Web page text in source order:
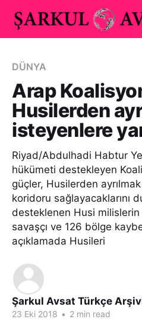
DÜNYA
Arap
Husilerden
isteyenlere
Riyad/Abdulhadi Habtur
hükümeti destekleyen
güçler, Husilerden
koridoru sağlayacaklarını
desteklenen Husi
savaşçı ve 126 bölge
açıklamada Husileri
Şarkul Avsat Türkçe
23 Eki 2018 • 2 min read